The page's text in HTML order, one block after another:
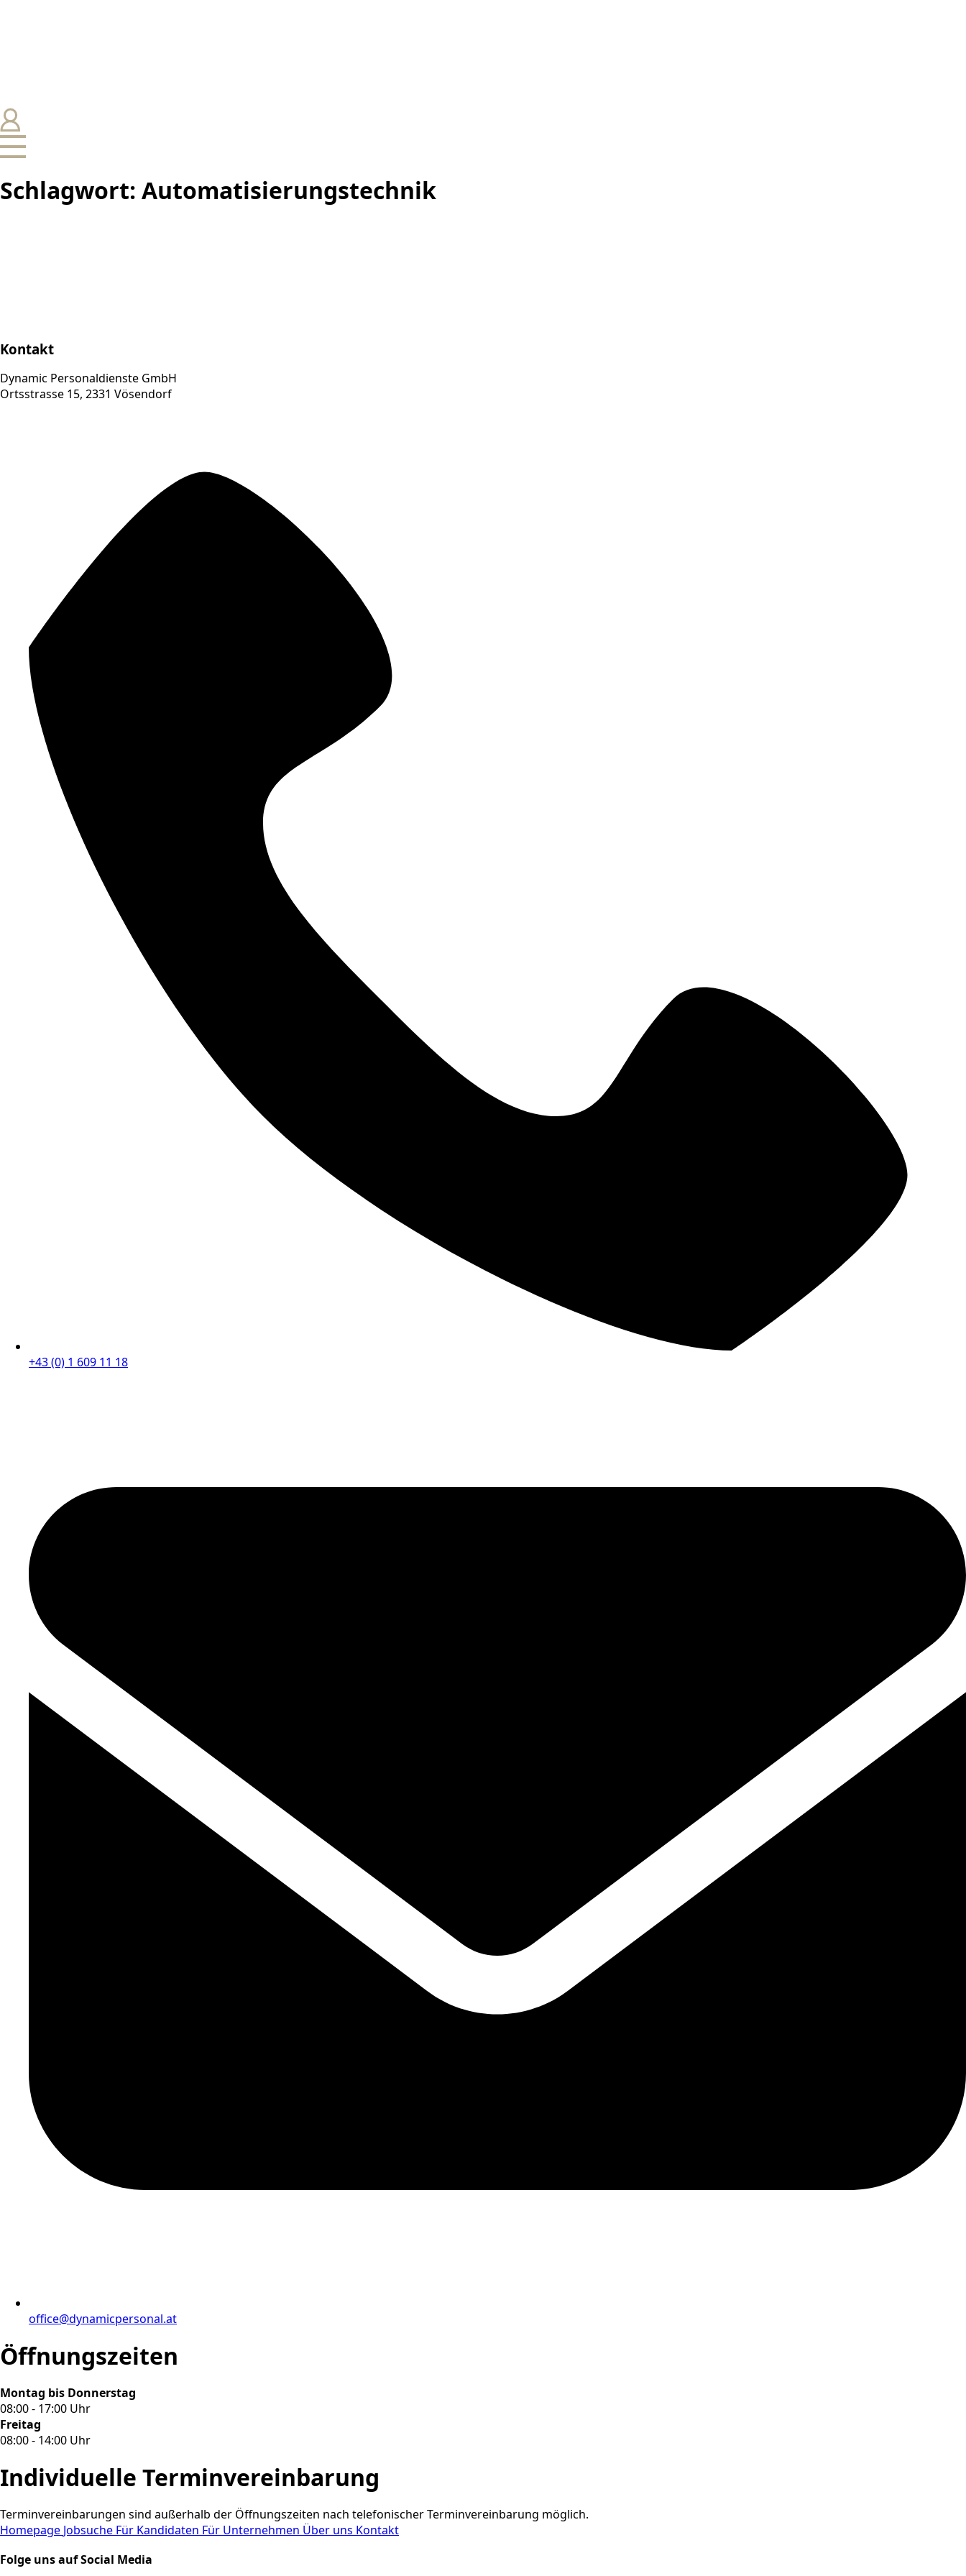
Schlagwort: Automatisierungstechnik
Kontakt
Dynamic Personaldienste GmbH
Ortsstrasse 15, 2331 Vösendorf
+43 (0) 1 609 11 18
office@dynamicpersonal.at
Öffnungszeiten
Montag bis Donnerstag
08:00 - 17:00 Uhr
Freitag
08:00 - 14:00 Uhr
Individuelle Terminvereinbarung
Terminvereinbarungen sind außerhalb der Öffnungszeiten nach telefonischer Terminvereinbarung möglich.
Homepage Jobsuche Für Kandidaten Für Unternehmen Über uns Kontakt
Folge uns auf Social Media